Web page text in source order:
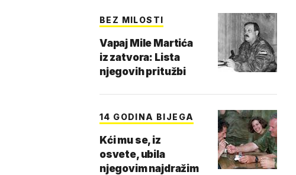
BEZ MILOSTI
Vapaj Mile Martića
iz zatvora: Lista
njegovih pritužbi
14 GODINA BIJEGA
Kći mu se, iz
osvete, ubila
njegovim najdražim